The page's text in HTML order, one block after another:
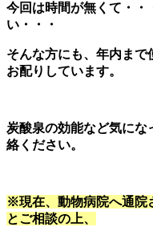
今回は時間が無くて・・
い・・・
そんな方にも、年内まで
お配りしています。
炭酸泉の効能など気にな
絡ください。
※現在、動物病院へ通院
とご相談の上、